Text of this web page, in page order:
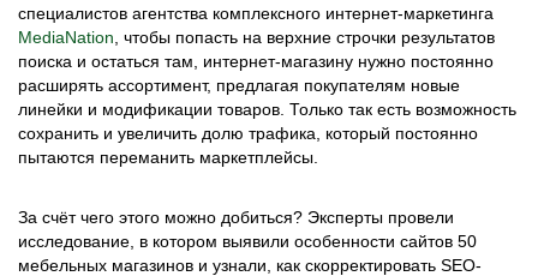
специалистов агентства комплексного интернет-маркетинга
MediaNation , чтобы попасть на верхние строчки результатов
поиска и остаться там, интернет-магазину нужно постоянно
расширять ассортимент, предлагая покупателям новые
линейки и модификации товаров. Только так есть возможность
сохранить и увеличить долю трафика, который постоянно
пытаются переманить маркетплейсы.
За счёт чего этого можно добиться? Эксперты провели
исследование, в котором выявили особенности сайтов 50
мебельных магазинов и узнали, как скорректировать SEO-